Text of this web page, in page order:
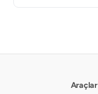
Araçlar